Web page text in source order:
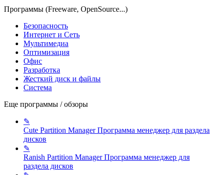
Программы (Freeware, OpenSource...)
Безопасность
Интернет и Сеть
Мультимедиа
Оптимизация
Офис
Разработка
Жесткий диск и файлы
Система
Еще программы / обзоры
✎
Cute Partition ManagerПрограмма менеджер для раздела
дисков
✎
Ranish Partition ManagerПрограмма менеджер для
раздела дисков